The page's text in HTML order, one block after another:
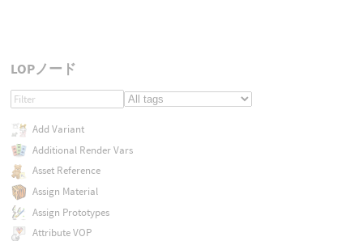
LOPノード
Add Variant
Additional Render Vars
Asset Reference
Assign Material
Assign Prototypes
Attribute VOP